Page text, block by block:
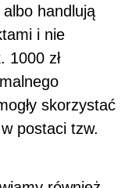
handlują
i nie
1000 zł
skorzystać
postaci tzw.